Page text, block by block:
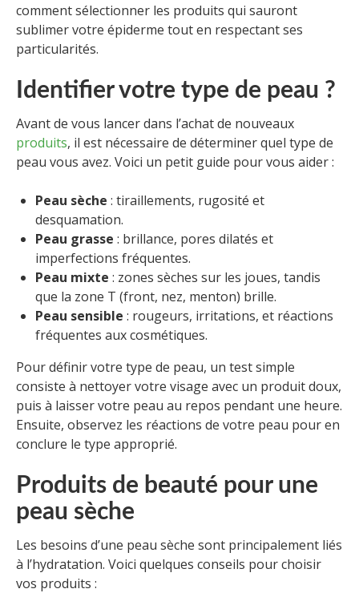
comment sélectionner les produits qui sauront
sublimer votre épiderme tout en respectant ses
particularités.
Identifier votre type de peau ?
Avant de vous lancer dans l’achat de nouveaux
produits, il est nécessaire de déterminer quel type de
peau vous avez. Voici un petit guide pour vous aider :
Peau sèche : tiraillements, rugosité et
desquamation.
Peau grasse : brillance, pores dilatés et
imperfections fréquentes.
Peau mixte : zones sèches sur les joues, tandis
que la zone T (front, nez, menton) brille.
Peau sensible : rougeurs, irritations, et réactions
fréquentes aux cosmétiques.
Pour définir votre type de peau, un test simple
consiste à nettoyer votre visage avec un produit doux,
puis à laisser votre peau au repos pendant une heure.
Ensuite, observez les réactions de votre peau pour en
conclure le type approprié.
Produits de beauté pour une
peau sèche
Les besoins d’une peau sèche sont principalement liés
à l’hydratation. Voici quelques conseils pour choisir
vos produits :